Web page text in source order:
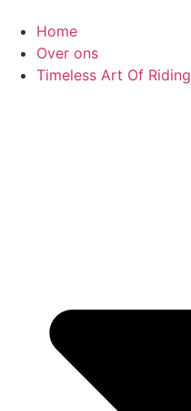
Home
Over ons
Timeless Art Of Riding